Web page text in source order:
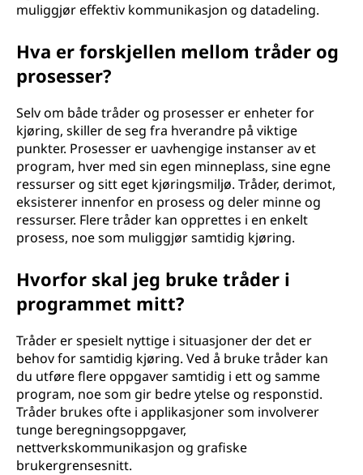
muliggjør effektiv kommunikasjon og datadeling.
Hva er forskjellen mellom tråder og
prosesser?
Selv om både tråder og prosesser er enheter for
kjøring, skiller de seg fra hverandre på viktige
punkter. Prosesser er uavhengige instanser av et
program, hver med sin egen minneplass, sine egne
ressurser og sitt eget kjøringsmiljø. Tråder, derimot,
eksisterer innenfor en prosess og deler minne og
ressurser. Flere tråder kan opprettes i en enkelt
prosess, noe som muliggjør samtidig kjøring.
Hvorfor skal jeg bruke tråder i
programmet mitt?
Tråder er spesielt nyttige i situasjoner der det er
behov for samtidig kjøring. Ved å bruke tråder kan
du utføre flere oppgaver samtidig i ett og samme
program, noe som gir bedre ytelse og responstid.
Tråder brukes ofte i applikasjoner som involverer
tunge beregningsoppgaver,
nettverkskommunikasjon og grafiske
brukergrensesnitt.